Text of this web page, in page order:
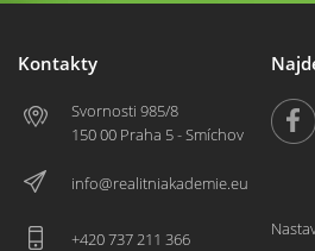
Kontakty
Svornosti 985/8
150 00 Praha 5 - Smíchov
info@realitniakademie.eu
+420 737 211 366